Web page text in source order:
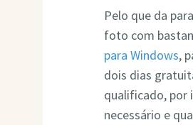
Pelo que da
foto com
para Windows,
dois dias
qualificado, por
necessário e